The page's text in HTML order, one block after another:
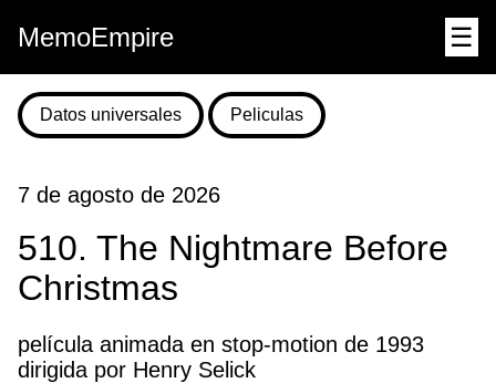
MemoEmpire ☰
Datos universales Peliculas
7 de agosto de 2026
510. The Nightmare Before
Christmas
película animada en stop-motion de 1993
dirigida por Henry Selick